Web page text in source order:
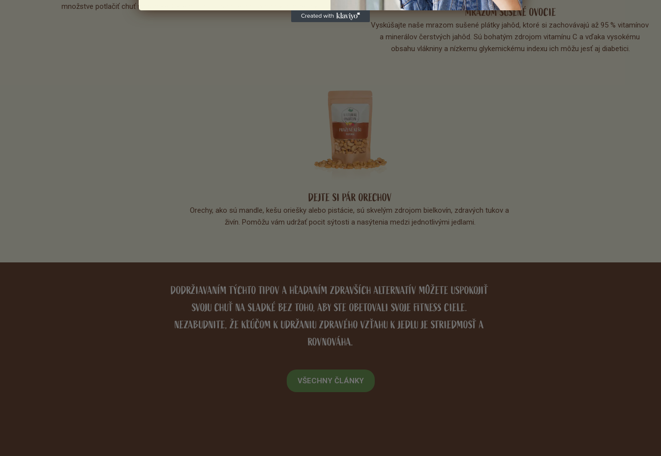
množstve potlačiť chuť na sladké. Okrem toho obsahuje antioxidanty a minerály.
MRAZOM SUŠENÉ OVOCIE
Vyskúšajte naše mrazom sušené plátky jahôd, ktoré si zachovávajú až 95 % vitamínov
a minerálov čerstvých jahôd. Sú bohatým zdrojom vitamínu C a vďaka vysokému
obsahu vlákniny a nízkemu glykemickému indexu ich môžu jesť aj diabetici.
DEJTE SI PÁR ORECHOV
Orechy, ako sú mandle, kešu oriešky alebo pistácie, sú skvelým zdrojom bielkovín, zdravých tukov a
živín. Pomôžu vám udržať pocit sýtosti a nasýtenia medzi jednotlivými jedlami.
DODRŽIAVANÍM TÝCHTO TIPOV A HĽADANÍM ZDRAVŠÍCH ALTERNATÍV MÔŽETE USPOKOJIŤ
SVOJU CHUŤ NA SLADKÉ BEZ TOHO, ABY STE OBETOVALI SVOJE FITNESS CIELE.
NEZABUDNITE, ŽE KĽÚČOM K UDRŽANIU ZDRAVÉHO VZŤAHU K JEDLU JE STRIEDMOSŤ A
ROVNOVÁHA.
VŠECHNY ČLÁNKY